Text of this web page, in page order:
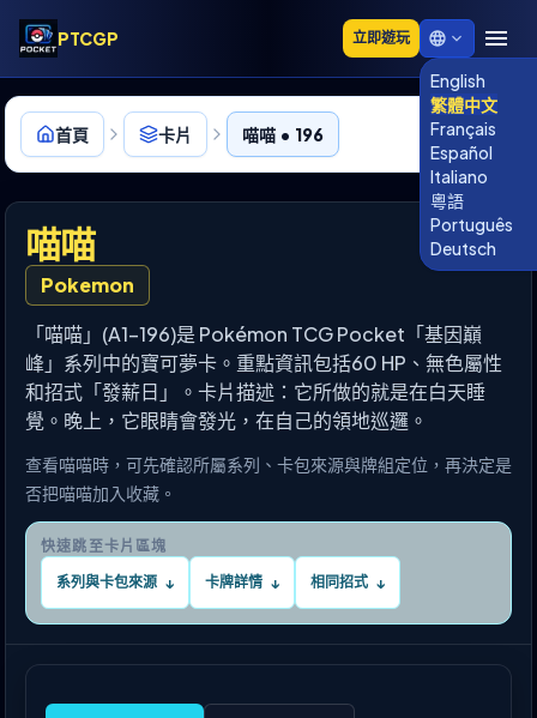
PTCGP 立即遊玩
English
繁體中文
Français
Español
Italiano
粵語
Português
Deutsch
首頁 卡片 喵喵 • 196
喵喵
Pokemon
「喵喵」(A1-196)是 Pokémon TCG Pocket「基因巔
峰」系列中的寶可夢卡。重點資訊包括60 HP、無色屬性
和招式「發薪日」。卡片描述：它所做的就是在白天睡
覺。晚上，它眼睛會發光，在自己的領地巡邏。
查看喵喵時，可先確認所屬系列、卡包來源與牌組定位，再決定是
否把喵喵加入收藏。
快速跳至卡片區塊
系列與卡包來源 ↓ 卡牌詳情 ↓ 相同招式 ↓